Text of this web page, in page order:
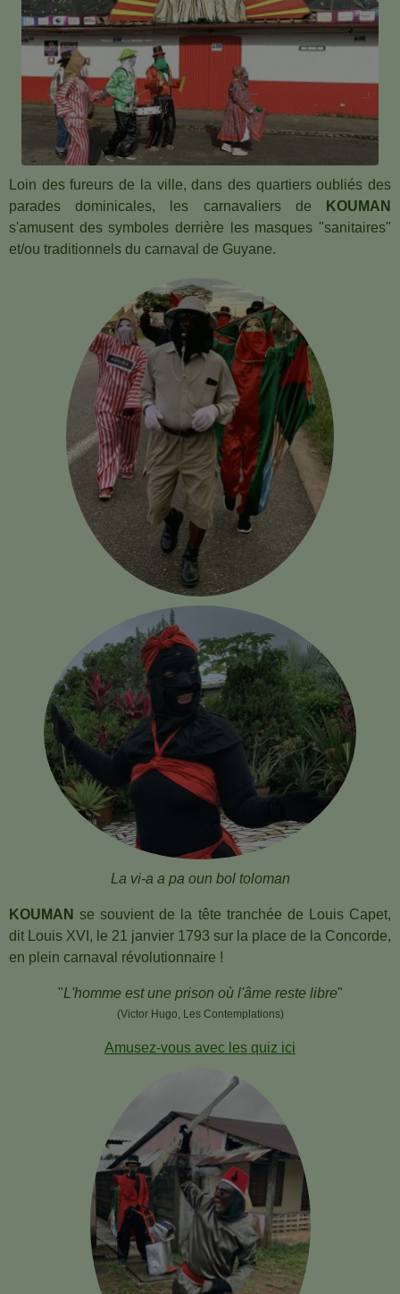
Loin des fureurs de la ville, dans des quartiers oubliés des
parades dominicales, les carnavaliers de
KOUMAN
s'amusent des symboles derrière les masques "sanitaires"
et/ou traditionnels du carnaval de Guyane.
La vi-a a pa oun bol toloman
KOUMAN se souvient de
la tête tranchée de Louis Capet,
dit Louis XVI, le 21 janvier 1793 sur la place de la Concorde,
en plein carnaval révolutionnaire !
"L'homme est une prison où l'âme reste libre"
(Victor Hugo, Les Contemplations)
Amusez-vous avec les quiz ici